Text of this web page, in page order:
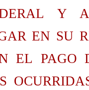
y
en su
el pago